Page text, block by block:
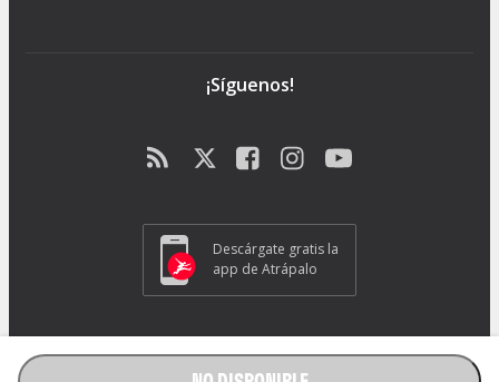
¡Síguenos!
Descárgate gratis la
app de Atrápalo